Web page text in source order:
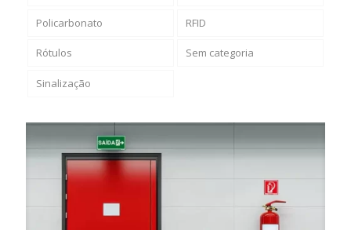
Policarbonato RFID
Rótulos Sem categoria
Sinalização